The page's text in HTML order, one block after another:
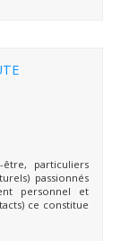
être, particuliers
passionnés
personnel et
ce constitue